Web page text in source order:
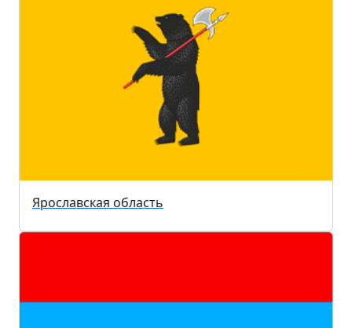
Ярославская область